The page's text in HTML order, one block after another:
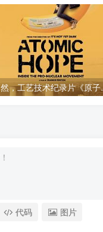
自然，工艺技
代码 图片